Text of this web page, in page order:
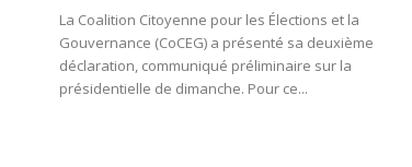
La Coalition Citoyenne pour les Élections et la
Gouvernance (CoCEG) a présenté sa deuxième
déclaration, communiqué préliminaire sur la
présidentielle de dimanche. Pour ce...